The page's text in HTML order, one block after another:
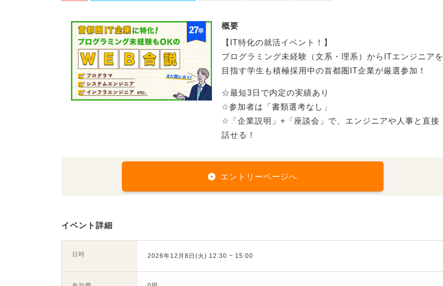
概要
【IT特化の就活イベント！】
プログラミング未経験（文系・理系）からITエンジニアを
目指す学生も積極採用中の首都圏IT企業が厳選参加！
☆最短3日で内定の実績あり
☆参加者は「書類選考なし」
☆「企業説明」+「座談会」で、エンジニアや人事と直接
話せる！
エントリーページへ
イベント詳細
日時 2026年12月8日(火) 12:30 ~ 15:00